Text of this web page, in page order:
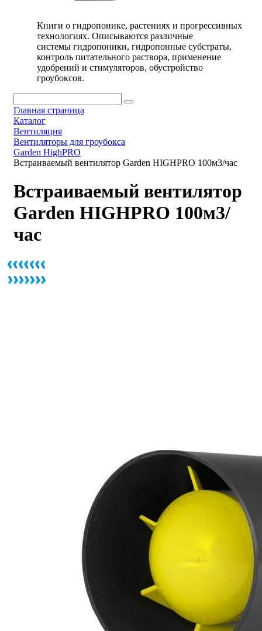
Книги о гидропонике, растениях и прогрессивных
технологиях. Описываются различные
системы гидропоники, гидропонные субстраты,
контроль питательного раствора, применение
удобрений и стимуляторов, обустройство
гроубоксов.
Главная страница
Каталог
Вентиляция
Вентиляторы для гроубокса
Garden HighPRO
Встраиваемый вентилятор Garden HIGHPRO 100м3/час
Встраиваемый вентилятор
Garden HIGHPRO 100м3/
час